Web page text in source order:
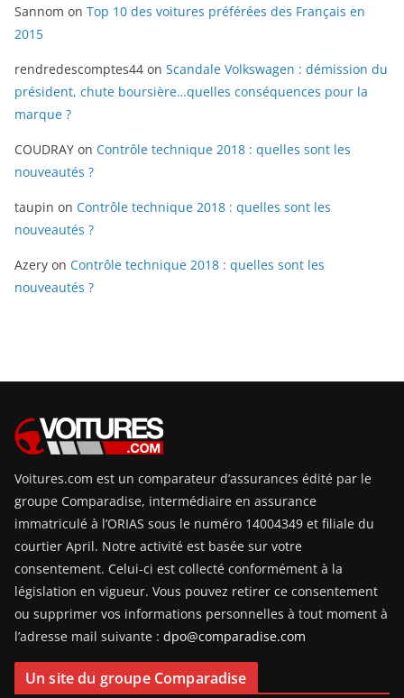
Sannom on Top 10 des voitures préférées des Français en
2015
rendredescomptes44 on Scandale Volkswagen : démission du
président, chute boursière…quelles conséquences pour la
marque ?
COUDRAY on Contrôle technique 2018 : quelles sont les
nouveautés ?
taupin on Contrôle technique 2018 : quelles sont les
nouveautés ?
Azery on Contrôle technique 2018 : quelles sont les
nouveautés ?
Voitures.com est un comparateur d’assurances édité par le
groupe Comparadise, intermédiaire en assurance
immatriculé à l’ORIAS sous le numéro 14004349 et filiale du
courtier April. Notre activité est basée sur votre
consentement. Celui-ci est collecté conformément à la
législation en vigueur. Vous pouvez retirer ce consentement
ou supprimer vos informations personnelles à tout moment à
l’adresse mail suivante : dpo@comparadise.com
Un site du groupe Comparadise